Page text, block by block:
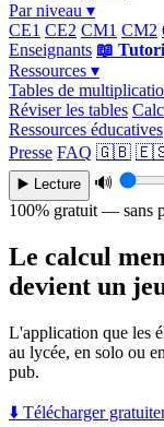
Par niveau ▾
CE1 CE2 CM1 CM2
Enseignants 📖
Ressources ▾
Tables de
Réviser les tables
Ressources éducatives
Presse FAQ 🇬🇧
▶️ Lecture
🔊
100% gratuit — sans
Le calcul
devient un
L'application que les
au lycée, en solo ou
pub.
⬇️ Télécharger